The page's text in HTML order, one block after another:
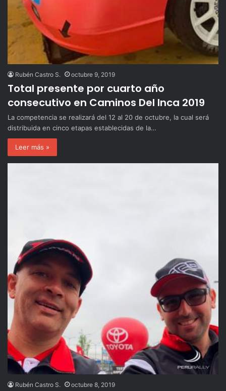
Rubén Castro S. octubre 9, 2019
Total presente por cuarto año
consecutivo en Caminos Del Inca 2019
La competencia se realizará del 12 al 20 de octubre, la cual será
distribuida en cinco etapas establecidas de la…
Leer más »
Rubén Castro S. octubre 8, 2019